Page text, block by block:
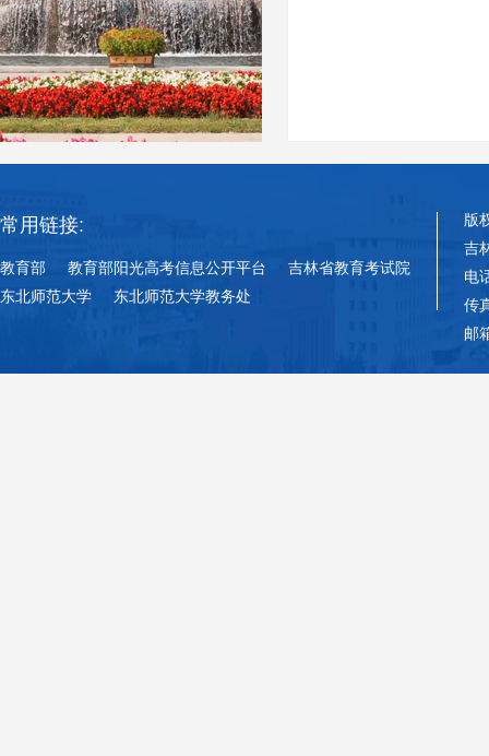
常用链接:
教育部 教育部阳光高考信息公开平台
吉林省教育考试院
东北师范大学
东北师范大学教务处
版
吉
电
传
邮